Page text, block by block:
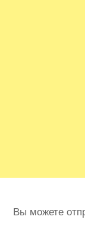
Вы можете